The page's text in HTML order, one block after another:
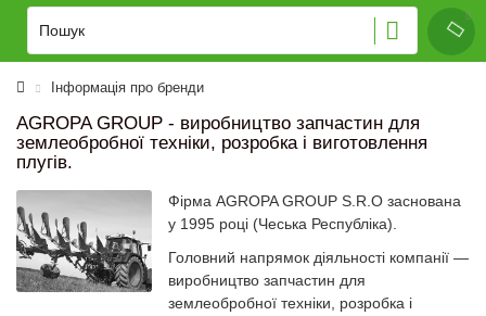
Інформація про бренди
AGROPA GROUP - виробництво запчастин для
землеобробної техніки, розробка і виготовлення
плугів.
Фірма AGROPA GROUP S.R.O заснована
у 1995 році (Чеська Республіка).
Головний напрямок діяльності компанії —
виробництво запчастин для
землеобробної техніки, розробка і